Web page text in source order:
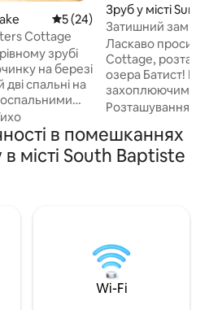
Середня оцінка: 5 з 5,
5 (24)
Cottage
зрубі
на березі
спальні на
ванна
та затишна
є ліжко
ванна
обміну
ви шукаєте
цьому
необхідне
Зруб у місті
Затишний
Cottage |
березі озера
Ласкаво
Cottage,
озера Батист!
захоплюючими
з палуби.
коли сонце
знайдіть
спальнями,
Завершіть свій
нічне небо, або
сяйво. Затишок
дитячому
Розташування
в помешканнях
місті South Baptiste
Wi-Fi